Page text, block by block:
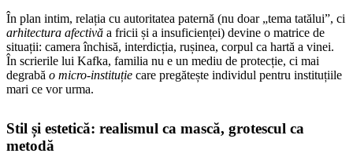
În plan intim, relația cu autoritatea paternă (nu doar „tema tatălui”, ci
arhitectura afectivă a fricii și a insuficienței) devine o matrice de
situații: camera închisă, interdicția, rușinea, corpul ca hartă a vinei.
În scrierile lui Kafka, familia nu e un mediu de protecție, ci mai
degrabă o micro-instituție care pregătește individul pentru instituțiile
mari ce vor urma.
Stil și estetică: realismul ca mască, grotescul ca
metodă